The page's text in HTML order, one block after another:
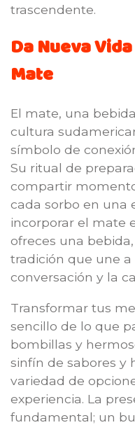
trascendente.
Da Nueva
Mate
El mate, una
cultura
símbolo de
Su ritual de
compartir
cada sorbo en una
incorporar el mate
ofreces una
tradición que une a
conversación y la
Transformar tus
sencillo de lo que
bombillas y
sinfín de sabores y
variedad de
experiencia. La
fundamental; un